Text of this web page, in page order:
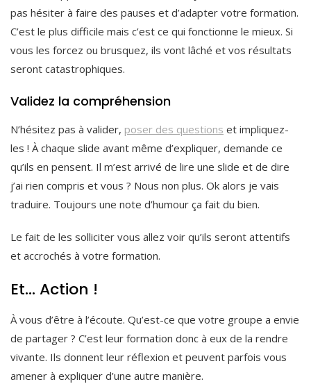
pas hésiter à faire des pauses et d’adapter votre formation.
C’est le plus difficile mais c’est ce qui fonctionne le mieux. Si
vous les forcez ou brusquez, ils vont lâché et vos résultats
seront catastrophiques.
Validez la compréhension
N’hésitez pas à valider, poser des questions et impliquez-
les ! À chaque slide avant même d’expliquer, demande ce
qu’ils en pensent. Il m’est arrivé de lire une slide et de dire
j’ai rien compris et vous ? Nous non plus. Ok alors je vais
traduire. Toujours une note d’humour ça fait du bien.
Le fait de les solliciter vous allez voir qu’ils seront attentifs
et accrochés à votre formation.
Et… Action !
À vous d’être à l’écoute. Qu’est-ce que votre groupe a envie
de partager ? C’est leur formation donc à eux de la rendre
vivante. Ils donnent leur réflexion et peuvent parfois vous
amener à expliquer d’une autre manière.